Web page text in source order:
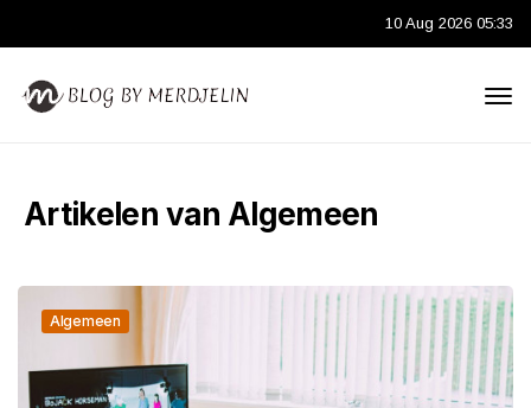
10 Aug 2026 05:33
Artikelen van Algemeen
Algemeen